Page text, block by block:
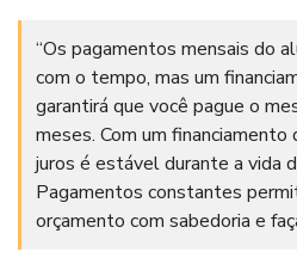
“Os pagamentos mensais do
com o tempo, mas um
garantirá que você pague o
meses. Com um
juros é estável durante a vida
Pagamentos constantes
orçamento com sabedoria e